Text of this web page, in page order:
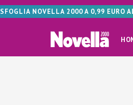
SFOGLIA NOVELLA 2000 A 0,99 EURO